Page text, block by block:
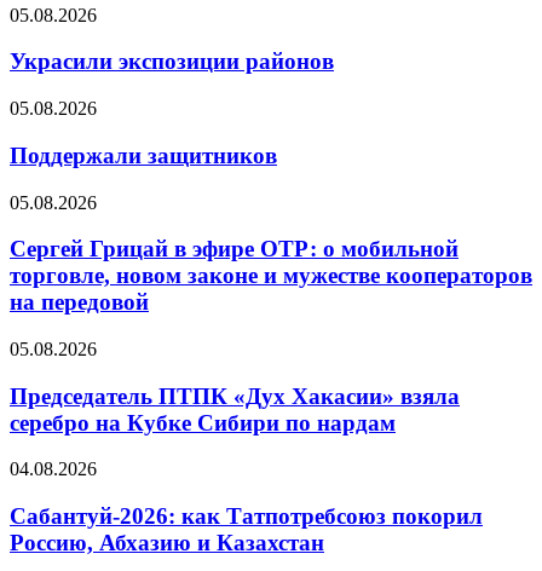
05.08.2026
Украсили экспозиции районов
05.08.2026
Поддержали защитников
05.08.2026
Сергей Грицай в эфире ОТР: о мобильной
торговле, новом законе и мужестве кооператоров
на передовой
05.08.2026
Председатель ПТПК «Дух Хакасии» взяла
серебро на Кубке Сибири по нардам
04.08.2026
Сабантуй-2026: как Татпотребсоюз покорил
Россию, Абхазию и Казахстан